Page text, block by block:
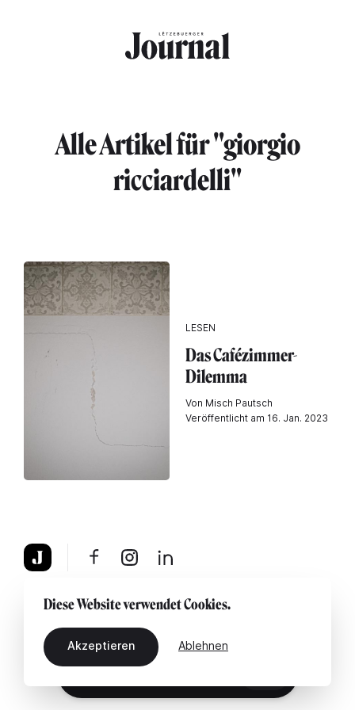
Alle Artikel für "giorgio
ricciardelli"
LESEN
Das Cafézimmer-
Dilemma
Von Misch Pautsch
Veröffentlicht am 16. Jan. 2023
Über uns Rechtshinweis Kontaktiere uns
Diese Website verwendet Cookies.
Akzeptieren Ablehnen